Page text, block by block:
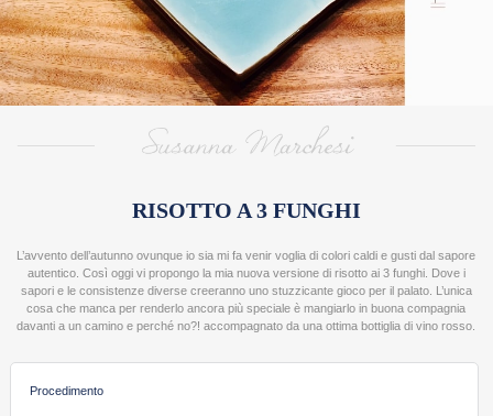
SARA E PAOLO
ALESSANDRA SCOLLO
MARIANNA FRANCHI
GIULIA SCARPALEGGIA
SUSANNA MARCHESI
RISOTTO A 3 FUNGHI
L’avvento dell’autunno ovunque io sia mi fa venir voglia di colori caldi e gusti dal sapore
autentico. Così oggi vi propongo la mia nuova versione di risotto ai 3 funghi. Dove i
sapori e le consistenze diverse creeranno uno stuzzicante gioco per il palato. L’unica
cosa che manca per renderlo ancora più speciale è mangiarlo in buona compagnia
davanti a un camino e perché no?! accompagnato da una ottima bottiglia di vino rosso.
Procedimento